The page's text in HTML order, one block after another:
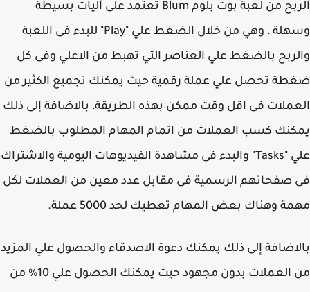
الربح من لعبة بوت بلوم Blum تعتمد على آليات بسيطة
وسهلة ، وهي من خلال الضغط علي "Play" للبدء فى اللعبة
بالضغط علي العناصر التي تهبط من الاعلي وفى كل
تحصل علي عملة رقمية حيث يمكنك تجميع الكثير من
فى اقل وقت ممكن بهذه الطريقة، بالاضافة إلى ذلك
كسب العملات من اتمام المهام المطلوب بالضغط
علي "Tasks" والبدء فى مشاهدة الفيديوهات اليومية والاشتراك
صفحاتهم الرسمية فى مقابل عدد معين من العملات لكل
وهناك بعض المهام تعطيك لحد 5000 عملة.
إلى ذلك يمكنك دعوة الاصدقاء والحصول علي المزيد
من العملات بدون مجهود حيث يمكنك الحصول علي 10% من